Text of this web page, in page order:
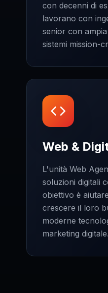
con decenni di
lavorano con
senior con
sistemi mission-
Web &
L'unità Web
soluzioni digitali
obiettivo è
crescere il loro
moderne
marketing digitale.